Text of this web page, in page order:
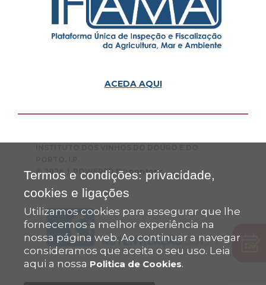
ACEDA AQUI
© 2026 | POWERED BY:pontopr
Termos e condições: privacidade,
cookies e ligações
Utilizamos cookies para assegurar que lhe
fornecemos a melhor experiência na
nossa página web. Ao continuar a navegar
consideramos que aceita o seu uso. Leia
aqui a nossa Politica de Cookies.